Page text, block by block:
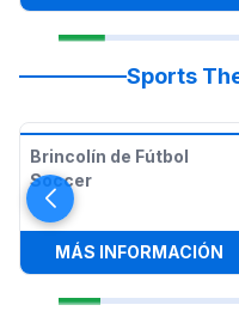
Sports
Brincolín de Fútbol
Soccer
MÁS INFORMACIÓN: